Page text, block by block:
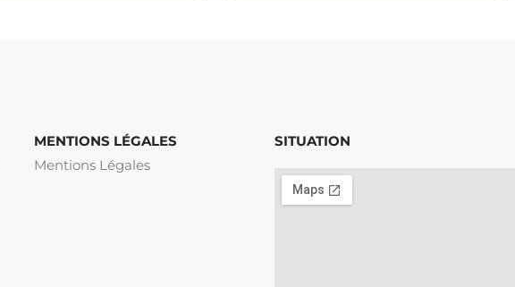
MENTIONS LÉGALES
Mentions Légales
SITUATION